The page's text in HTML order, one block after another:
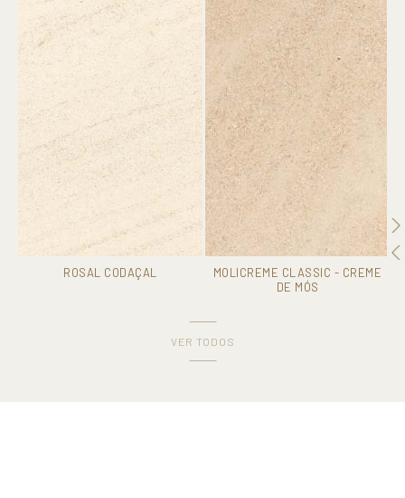
ROSAL CODAÇAL
MOLICREME CLASSIC - CREME
DE MÓS
VER TODOS